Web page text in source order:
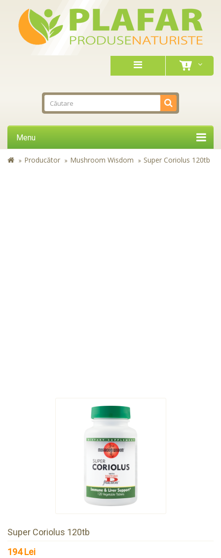
Menu
Producător Mushroom Wisdom Super Coriolus 120tb
Super Coriolus 120tb
194 Lei